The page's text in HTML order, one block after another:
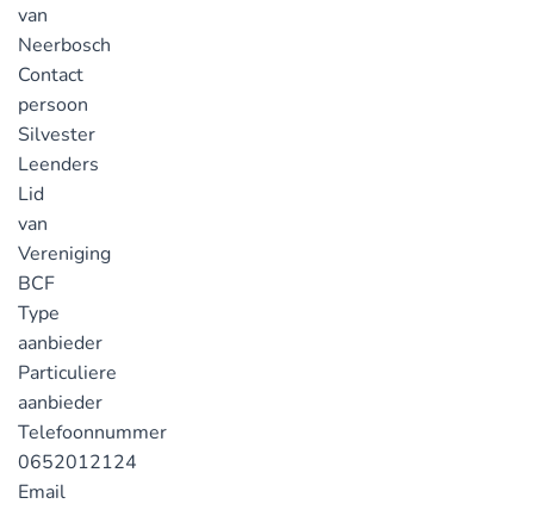
van
Neerbosch
Contact
persoon
Silvester
Leenders
Lid
van
Vereniging
BCF
Type
aanbieder
Particuliere
aanbieder
Telefoonnummer
0652012124
Email